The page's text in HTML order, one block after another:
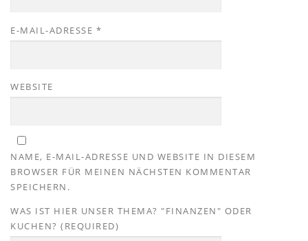
E-MAIL-ADRESSE *
WEBSITE
NAME, E-MAIL-ADRESSE UND WEBSITE IN DIESEM
BROWSER FÜR MEINEN NÄCHSTEN KOMMENTAR
SPEICHERN.
WAS IST HIER UNSER THEMA? "FINANZEN" ODER
KUCHEN? (REQUIRED)